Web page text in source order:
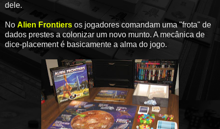
dele.
No Alien Frontiers os jogadores comandam uma "frota" de
dados prestes a colonizar um novo munto. A mecânica de
dice-placement é basicamente a alma do jogo.